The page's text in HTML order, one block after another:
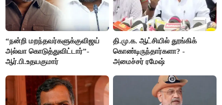
“நன்றி மறந்தவர்களுக்குவிஜய்
அல்வா கொடுத்துவிட்டார்”-
ஆர்.பி.உதயகுமார்
தி.மு.க. ஆட்சியில் தூங்கிக்
கொண்டிருந்தார்களா? -
அமைச்சர் ரமேஷ்